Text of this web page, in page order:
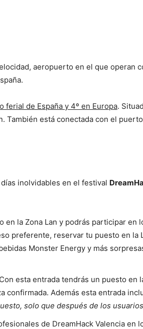
aeropuerto en el que operan
ferial de España y 4º en Europa.
está conectada con el
inolvidables en el festival
en la Zona Lan y podrás participar en
preferente, reservar tu puesto en la
Monster Energy y más
esta entrada tendrás un puesto en
Además esta entrada
solo que después de los
de DreamHack Valencia en